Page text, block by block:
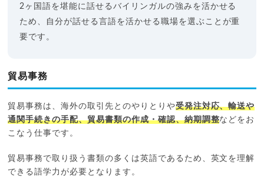
2ヶ国語を堪能に話せるバイリンガルの強みを活かせる
ため、自分が話せる言語を活かせる職場を選ぶことが重
要です。
貿易事務
貿易事務は、海外の取引先とのやりとりや受発注対応、輸送や
通関手続きの手配、貿易書類の作成・確認、納期調整などをお
こなう仕事です。
貿易事務で取り扱う書類の多くは英語であるため、英文を理解
できる語学力が必要となります。